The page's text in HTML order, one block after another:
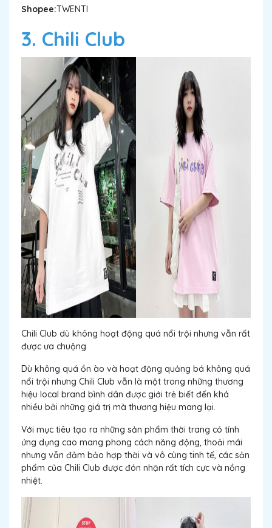
Shopee:TWENTI
3. Chili Club
Chili Club dù không hoạt động quá nổi trội nhưng vẫn rất
được ưa chuộng
Dù không quá ồn ào và hoạt động quảng bá không quá
nổi trội nhưng Chili Club vẫn là một trong những thương
hiệu local brand bình dân được giới trẻ biết đến khá
nhiều bởi những giá trị mà thương hiệu mang lại.
Với mục tiêu tạo ra những sản phẩm thời trang có tính
ứng dụng cao mang phong cách năng động, thoải mái
nhưng vẫn đảm bảo hợp thời và vô cùng tinh tế, các sản
phẩm của Chili Club được đón nhận rất tích cực và nồng
nhiệt.